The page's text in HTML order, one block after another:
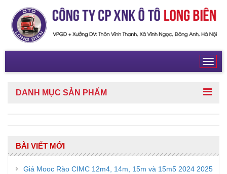
DANH MỤC SẢN PHẨM
BÀI VIẾT MỚI
Giá Mooc Rào CIMC 12m4, 14m, 15m và 15m5 2024 2025